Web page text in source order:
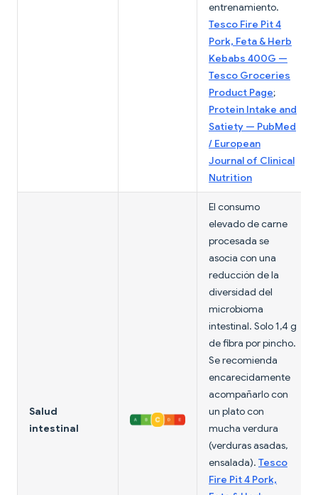
entrenamiento.
Tesco Fire Pit 4
Pork, Feta & Herb
Kebabs 400G —
Tesco Groceries
Product Page;
Protein Intake and
Satiety — PubMed
/ European
Journal of Clinical
Nutrition
Salud
intestinal
El consumo
elevado de carne
procesada se
asocia con una
reducción de la
diversidad del
microbioma
intestinal. Solo 1,4 g
de fibra por pincho.
Se recomienda
encarecidamente
acompañarlo con
un plato con
mucha verdura
(verduras asadas,
ensalada). Tesco
Fire Pit 4 Pork,